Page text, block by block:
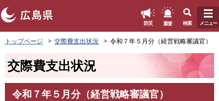
ペ
ー
頭
防災 重要 検索 メニュー
トップページ 交際費支出状況 令和７年５月分（経営戦略審議官）
交際費支出状況
令和７年５月分（経営戦略審議官）